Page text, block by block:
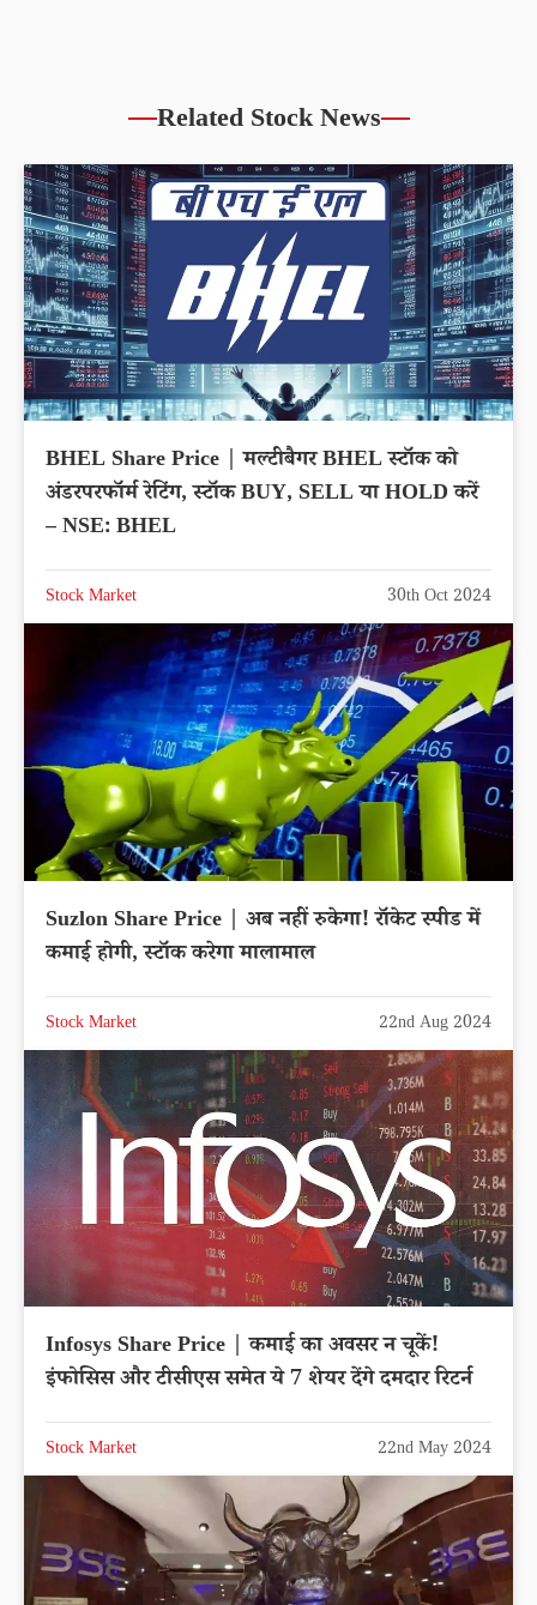
Related Stock News
BHEL Share Price | मल्टीबैगर BHEL स्टॉक को
अंडरपरफॉर्म रेटिंग, स्टॉक BUY, SELL या HOLD करें
– NSE: BHEL
Stock Market 30th Oct 2024
Suzlon Share Price | अब नहीं रुकेगा! रॉकेट स्पीड में
कमाई होगी, स्टॉक करेगा मालामाल
Stock Market 22nd Aug 2024
Infosys Share Price | कमाई का अवसर न चूकें!
इंफोसिस और टीसीएस समेत ये 7 शेयर देंगे दमदार रिटर्न
Stock Market 22nd May 2024